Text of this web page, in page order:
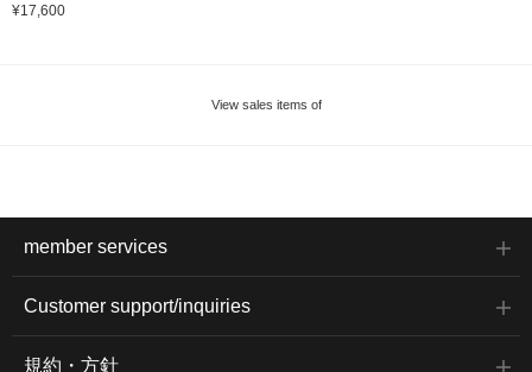
¥17,600
View sales items of
member services
Customer support/inquiries
規約・方針